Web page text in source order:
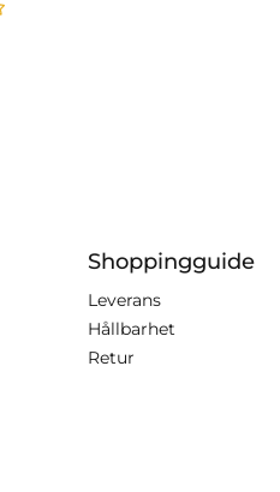
Shoppingguide
Leverans
Hållbarhet
Retur